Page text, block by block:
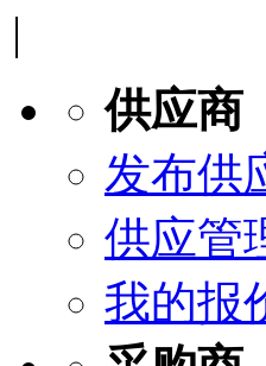
|
供应商
发布供
供应管
我的报